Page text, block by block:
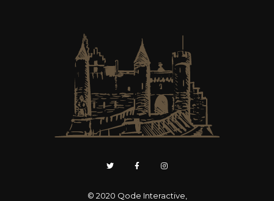
© 2020 Qode Interactive